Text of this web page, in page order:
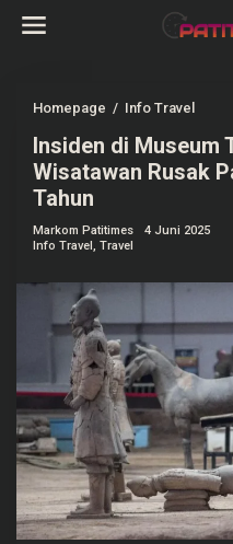
Homepage / Info Travel
s
i
d
d
i
u
m
T
e
t
a
r
a
T
e
r
a
k
Insiden di Museum
Wisatawan Rusak
Tahun
Markom Patitimes
4 Juni 2025
Info Travel, Travel